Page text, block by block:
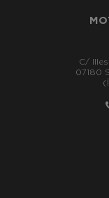
C/
07180